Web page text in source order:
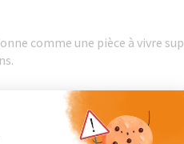
comme une pièce à vivre
et chaleur dans les espaces